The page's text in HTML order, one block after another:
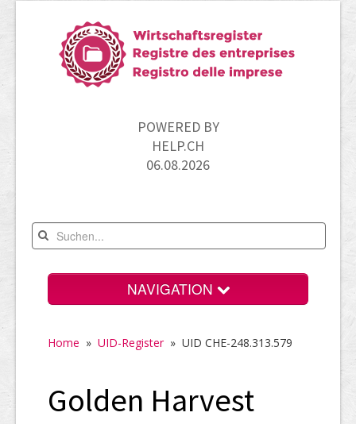
POWERED BY
HELP.CH
06.08.2026
NAVIGATION
Neugründungen
Home » UID-Register» UID CHE-248.313.579
Golden Harvest